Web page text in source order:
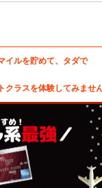
イルを貯めて、タダで
クラスを体験してみませ